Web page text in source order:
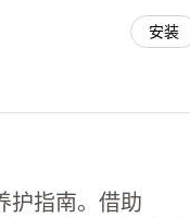
安装
护指南。借助